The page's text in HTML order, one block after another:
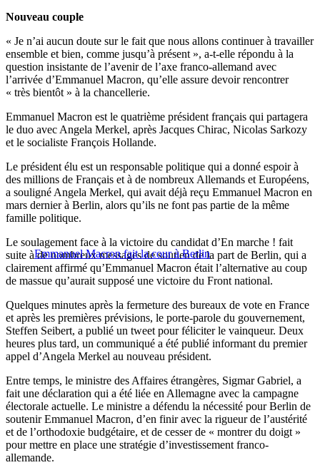
Nouveau couple
« Je n’ai aucun doute sur le fait que nous allons continuer à travailler
ensemble et bien, comme jusqu’à présent », a-t-elle répondu à la
question insistante de l’avenir de l’axe franco-allemand avec
l’arrivée d’Emmanuel Macron, qu’elle assure devoir rencontrer
« très bientôt » à la chancellerie.
Emmanuel Macron est le quatrième président français qui partagera
le duo avec Angela Merkel, après Jacques Chirac, Nicolas Sarkozy
et le socialiste François Hollande.
Le président élu est un responsable politique qui a donné espoir à
des millions de Français et à de nombreux Allemands et Européens,
a souligné Angela Merkel, qui avait déjà reçu Emmanuel Macron en
mars dernier à Berlin, alors qu’ils ne font pas partie de la même
famille politique.
Emmanuel Macron fait la cour à Berlin
Le soulagement face à la victoire du candidat d’En marche ! fait
suite à de nombreux messages de soutien de la part de Berlin, qui a
clairement affirmé qu’Emmanuel Macron était l’alternative au coup
de massue qu’aurait supposé une victoire du Front national.
Quelques minutes après la fermeture des bureaux de vote en France
et après les premières prévisions, le porte-parole du gouvernement,
Steffen Seibert, a publié un tweet pour féliciter le vainqueur. Deux
heures plus tard, un communiqué a été publié informant du premier
appel d’Angela Merkel au nouveau président.
Entre temps, le ministre des Affaires étrangères, Sigmar Gabriel, a
fait une déclaration qui a été liée en Allemagne avec la campagne
électorale actuelle. Le ministre a défendu la nécessité pour Berlin de
soutenir Emmanuel Macron, d’en finir avec la rigueur de l’austérité
et de l’orthodoxie budgétaire, et de cesser de « montrer du doigt »
pour mettre en place une stratégie d’investissement franco-
allemande.